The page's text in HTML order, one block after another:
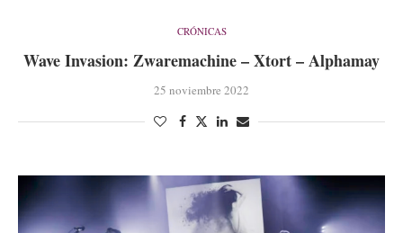
CRÓNICAS
Wave Invasion: Zwaremachine – Xtort – Alphamay
25 noviembre 2022